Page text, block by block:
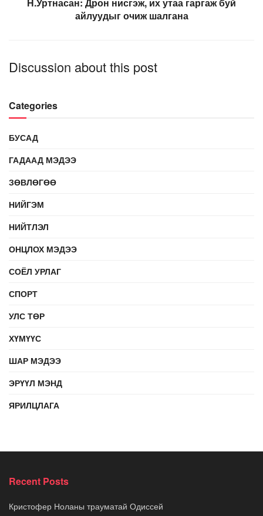
айлуудыг очиж шалгана
Discussion about this post
Categories
БУСАД
ГАДААД МЭДЭЭ
ЗӨВЛӨГӨӨ
НИЙГЭМ
НИЙТЛЭЛ
ОНЦЛОХ МЭДЭЭ
СОЁЛ УРЛАГ
СПОРТ
УЛС ТӨР
ХҮМҮҮС
ШАР МЭДЭЭ
ЭРҮҮЛ МЭНД
ЯРИЛЦЛАГА
Recent Posts
Кристофер Ноланы трауматай Одиссей